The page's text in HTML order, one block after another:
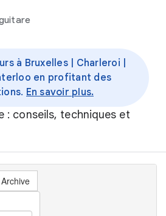
à Bruxelles | Charleroi |
en profitant des
En savoir plus.
: conseils, techniques et
Archive